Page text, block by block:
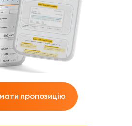
пропозицію